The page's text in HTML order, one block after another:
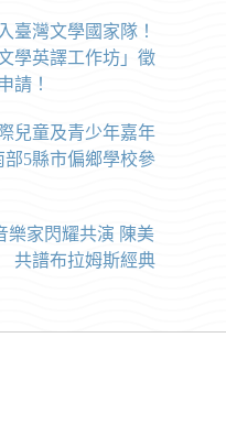
臺灣文學國家隊！
學英譯工作坊」徵
請！
兒童及青少年嘉年
5縣市偏鄉學校參
樂家閃耀共演 陳美
共譜布拉姆斯經典